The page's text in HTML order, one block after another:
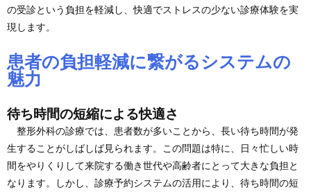
の受診という負担を軽減し、快適でストレスの少ない診療体験を実
現します。
患者の負担軽減に繋がるシステムの
魅力
待ち時間の短縮による快適さ
整形外科の診療では、患者数が多いことから、長い待ち時間が発
生することがしばしば見られます。この問題は特に、日々忙しい時
間をやりくりして来院する働き世代や高齢者にとって大きな負担と
なります。しかし、診療予約システムの活用により、待ち時間の短